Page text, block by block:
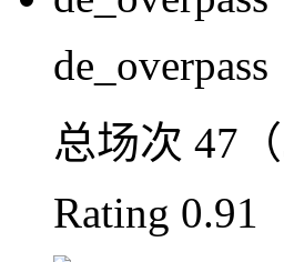
de_overpass
总场次 47
Rating 0.91